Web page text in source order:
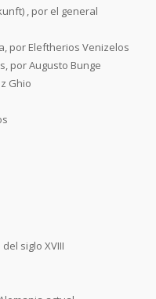
, por el general
por Eleftherios Venizelos
por Augusto Bunge
Ghio
siglo XVIII